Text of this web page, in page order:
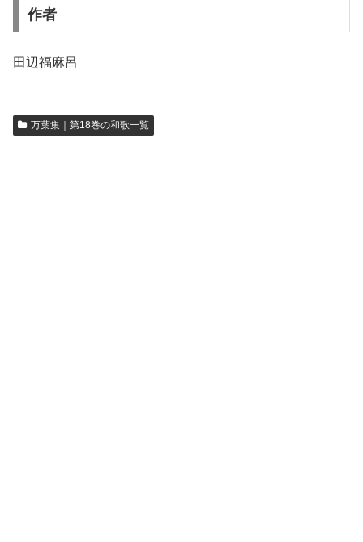
作者
田辺福麻呂
万葉集｜第18巻の和歌一覧